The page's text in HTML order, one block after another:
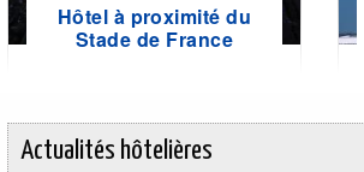
Hôtel à proximité du
Stade de France
Actualités hôtelières